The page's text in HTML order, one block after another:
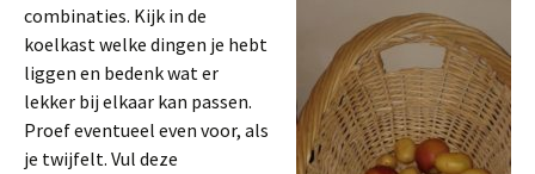
combinaties. Kijk in de
koelkast welke dingen je hebt
liggen en bedenk wat er
lekker bij elkaar kan passen.
Proef eventueel even voor, als
je twijfelt. Vul deze